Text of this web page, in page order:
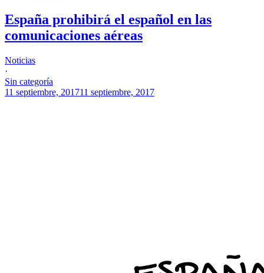
España prohibirá el español en las
comunicaciones aéreas
Noticias
·
Sin categoría
11 septiembre, 201711 septiembre, 2017